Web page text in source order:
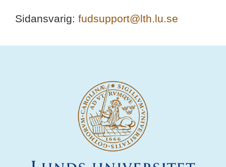
Sidansvarig: fudsupport@lth.lu.se